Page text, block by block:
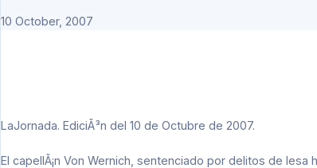
10 October, 2007
LaJornada. EdiciÃ³n del 10 de Octubre de 2007.
El capellÃ¡n Von Wernich, sentenciado por delitos de lesa